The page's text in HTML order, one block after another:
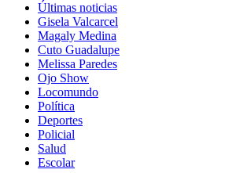
Últimas noticias
Gisela Valcarcel
Magaly Medina
Cuto Guadalupe
Melissa Paredes
Ojo Show
Locomundo
Política
Deportes
Policial
Salud
Escolar